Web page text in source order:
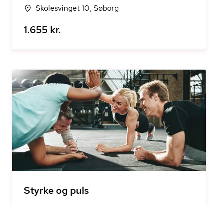
Skolesvinget 10, Søborg
1.655 kr.
Styrke og puls